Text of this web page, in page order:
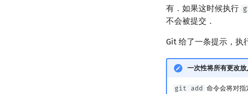
有．如果这时候执行
不会被提交．
Git 给了一条提示，执
一次性将所有更改放
git add 命令会将对指